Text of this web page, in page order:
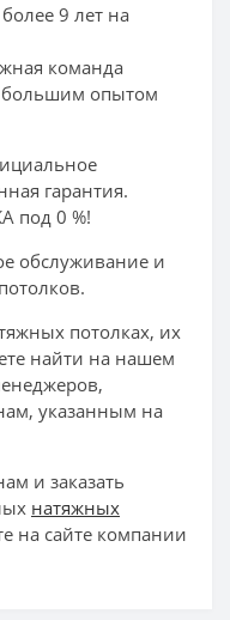
9 лет на
команда
большим опытом
гарантия.
под 0 %!
обслуживание и
потолках, их
найти на нашем
указанным на
и заказать
натяжных
на сайте компании